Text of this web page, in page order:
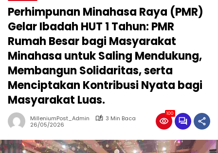
Perhimpunan Minahasa Raya (PMR)
Gelar Ibadah HUT 1 Tahun: PMR
Rumah Besar bagi Masyarakat
Minahasa untuk Saling Mendukung,
Membangun Solidaritas, serta
Menciptakan Kontribusi Nyata bagi
Masyarakat Luas.
MilleniumPost_Admin
3 Min Baca
26/05/2026
100